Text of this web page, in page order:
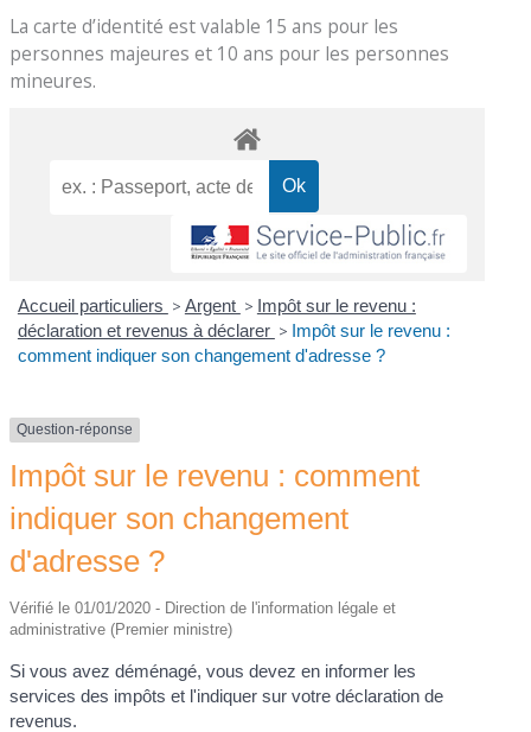
La carte d’identité est valable 15 ans pour les
personnes majeures et 10 ans pour les personnes
mineures.
Accueil particuliers > Argent > Impôt sur le revenu :
déclaration et revenus à déclarer > Impôt sur le revenu :
comment indiquer son changement d'adresse ?
Question-réponse
Impôt sur le revenu : comment
indiquer son changement
d'adresse ?
Vérifié le 01/01/2020 - Direction de l'information légale et
administrative (Premier ministre)
Si vous avez déménagé, vous devez en informer les
services des impôts et l'indiquer sur votre déclaration de
revenus.